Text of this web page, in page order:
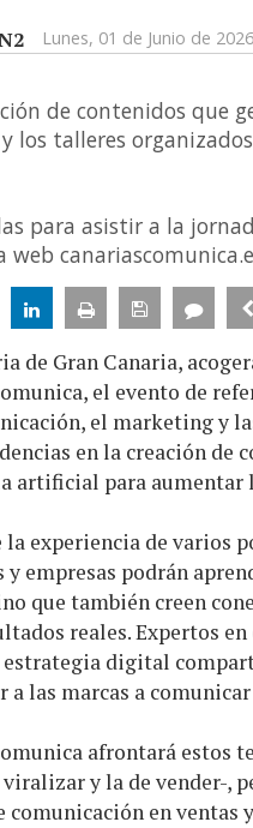
Lunes, 01 de Junio de 2026
de contenidos que
los talleres
para asistir a la
web
de Gran Canaria,
el evento de
el marketing y
en la creación
artificial para aumentar
la experiencia de varios
y empresas podrán
que también creen
reales. Expertos
digital
a las marcas a
afrontará estos
viralizar y la de vender-,
comunicación en ventas